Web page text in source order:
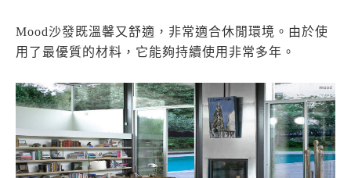
Mood沙發既溫馨又舒適，非常適合休閒環境。由於使
用了最優質的材料，它能夠持續使用非常多年。